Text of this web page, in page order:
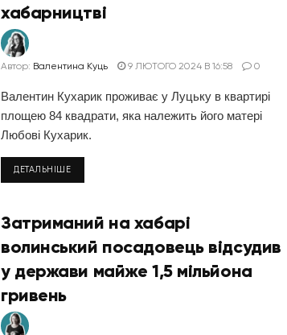
хабарництві
Автор: Валентина Куць 9 ЛЮТОГО 2024 В 16:58 0
Валентин Кухарик проживає у Луцьку в квартирі
площею 84 квадрати, яка належить його матері
Любові Кухарик.
ДЕТАЛЬНІШЕ
Затриманий на хабарі
волинський посадовець відсудив
у держави майже 1,5 мільйона
гривень